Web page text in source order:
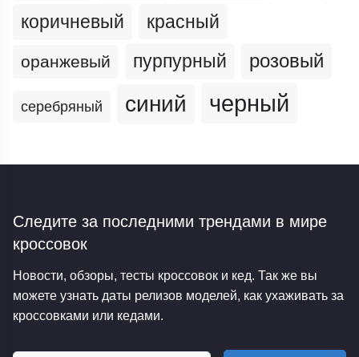
коричневый красный
оранжевый пурпурный розовый
серебряный синий черный
Следите за последними трендами в мире
кроссовок
Новости, обзоры, тесты кроссовок и кед. Так же вы
можете узнать даты релизов моделей, как ухаживать за
кроссовками или кедами.